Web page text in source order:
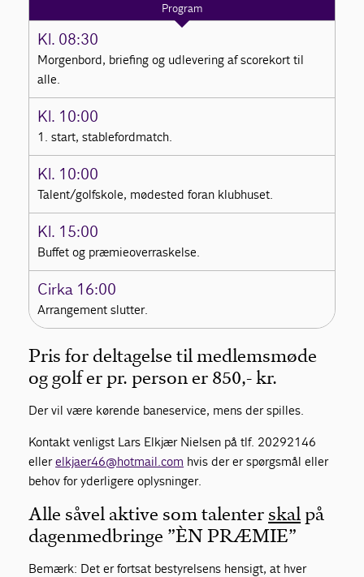
Program
Kl. 08:30
Morgenbord, briefing og udlevering af scorekort til
alle.
Kl. 10:00
1. start, stablefordmatch.
Kl. 10:00
Talent/golfskole, mødested foran klubhuset.
Kl. 15:00
Buffet og præmieoverraskelse.
Cirka 16:00
Arrangement slutter.
Pris for deltagelse til medlemsmøde
og golf er pr. person er 850,- kr.
Der vil være kørende baneservice, mens der spilles.
Kontakt venligst Lars Elkjær Nielsen på tlf. 20292146
ellerelkjaer46@hotmail.com hvis der er spørgsmål eller
behov for yderligere oplysninger.
Alle såvel aktive som talenter skal på
dagen medbringe ”ÈN PRÆMIE”
Bemærk: Det er fortsat bestyrelsens hensigt, at hver